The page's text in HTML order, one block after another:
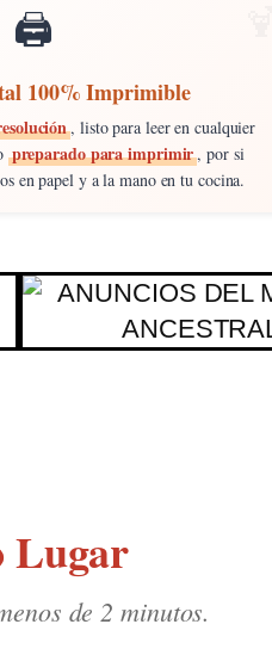
🖨️
100% Imprimible
, listo para leer en cualquier
preparado para imprimir, por si
en papel y a la mano en tu cocina.
Lugar
de 2 minutos.